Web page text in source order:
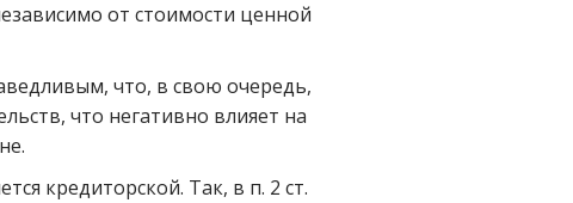
от стоимости ценной
что, в свою очередь,
что негативно влияет на
кредиторской. Так, в п. 2 ст.